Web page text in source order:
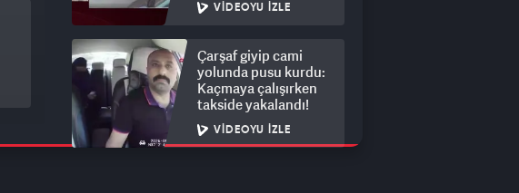
VIDEOYU İZLE
Çarşaf giyip cami
yolunda pusu kurdu:
Kaçmaya çalışırken
takside yakalandı!
VIDEOYU İZLE